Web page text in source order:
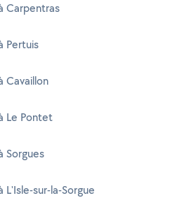
Carpentras
Pertuis
Cavaillon
Le Pontet
Sorgues
sur-la-Sorgue